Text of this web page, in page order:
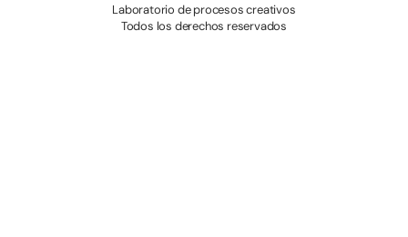
Laboratorio de procesos creativos
Todos los derechos reservados